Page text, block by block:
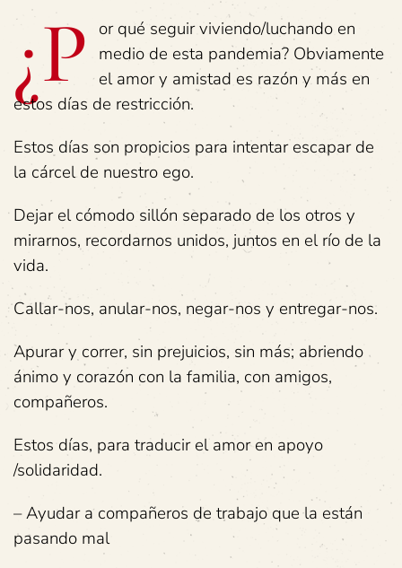
¿P
or qué seguir viviendo/luchando en
medio de esta pandemia? Obviamente
el amor y amistad es razón y más en
estos días de restricción.
Estos días son propicios para intentar escapar de
la cárcel de nuestro ego.
Dejar el cómodo sillón separado de los otros y
mirarnos, recordarnos unidos, juntos en el río de la
vida.
Callar-nos, anular-nos, negar-nos y entregar-nos.
Apurar y correr, sin prejuicios, sin más; abriendo
ánimo y corazón con la familia, con amigos,
compañeros.
Estos días, para traducir el amor en apoyo
/solidaridad.
– Ayudar a compañeros de trabajo que la están
pasando mal